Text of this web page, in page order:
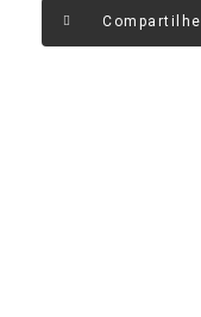
Compartilhe